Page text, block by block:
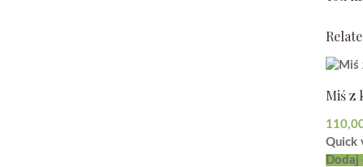
Miś z
Quick
Dodaj